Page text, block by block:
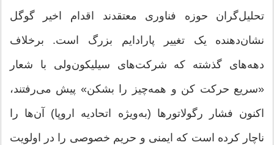
تحلیل‌گران حوزه فناوری معتقدند اقدام اخیر گوگل
نشان‌دهنده یک تغییر پارادایم بزرگ است. برخلاف
دهه‌های گذشته که شرکت‌های سیلیکون‌ولی با شعار
«سریع حرکت کن و همه‌چیز را بشکن» پیش می‌رفتند،
اکنون فشار رگولاتورها (به‌ویژه اتحادیه اروپا) آن‌ها را
ناچار کرده است که ایمنی و حریم خصوصی را در اولویت